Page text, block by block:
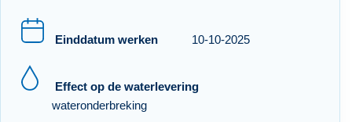
Einddatum werken 10-10-2025
Effect op de waterlevering
wateronderbreking